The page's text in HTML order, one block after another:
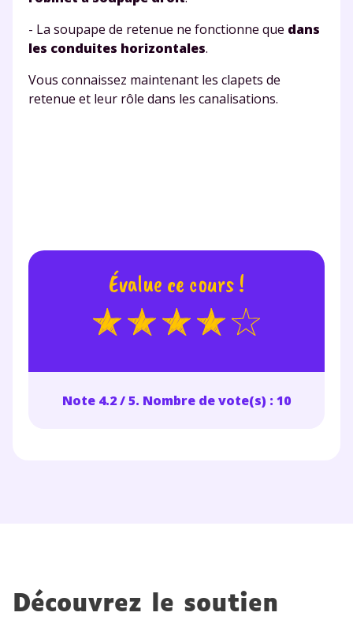
- La soupape de retenue ne fonctionne que dans
les conduites horizontales.
Vous connaissez maintenant les clapets de
retenue et leur rôle dans les canalisations.
Évalue ce cours !
Note 4.2 / 5. Nombre de vote(s) : 10
Découvrez le soutien